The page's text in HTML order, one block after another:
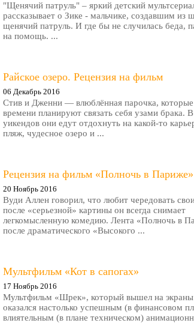
"Щенячий патруль" – яркий детский
рассказывает о Зике - мальчике, создавшим из
щенячий патруль. И где бы не случилась беда,
на помощь. ...
Райское озеро. Рецензия на фильм
06 Декабрь 2016
Стив и Дженни — влюблённая парочка, которые
времени планируют связать себя узами брака.
уикендов они едут отдохнуть на какой-то
пляж, чудесное озеро и ...
Рецензия на фильм «Полночь в Париже»
20 Ноябрь 2016
Вуди Аллен говорил, что любит чередовать
после «серьезной» картины он всегда снимает
легкомысленную комедию. Лента «Полночь в
после драматического «Высокого ...
Мультфильм «Кот в сапогах»
17 Ноябрь 2016
Мультфильм «Шрек», который вышел на экраны
оказался настолько успешным (в финансовом
влиятельным (в плане техническом)